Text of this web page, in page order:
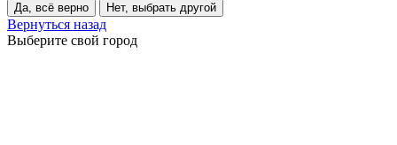
Да, всё верно Нет, выбрать другой
Вернуться назад
Выберите свой город